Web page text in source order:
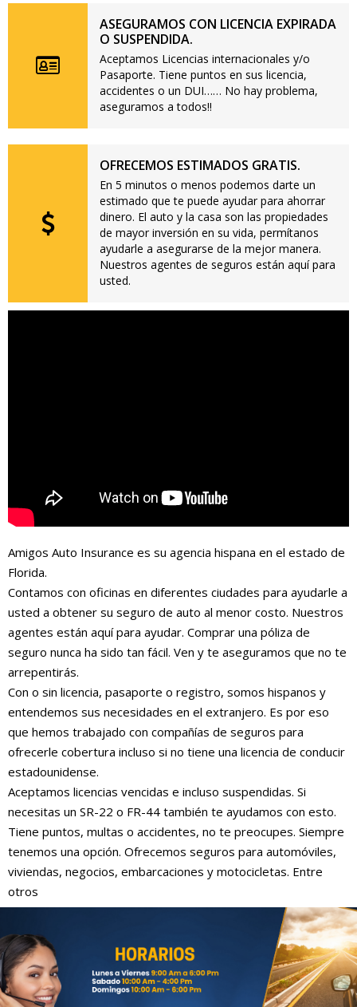
ASEGURAMOS CON LICENCIA EXPIRADA
O SUSPENDIDA.
Aceptamos Licencias internacionales y/o
Pasaporte. Tiene puntos en sus licencia,
accidentes o un DUI…… No hay problema,
aseguramos a todos!!
OFRECEMOS ESTIMADOS GRATIS.
En 5 minutos o menos podemos darte un
estimado que te puede ayudar para ahorrar
dinero. El auto y la casa son las propiedades
de mayor inversión en su vida, permítanos
ayudarle a asegurarse de la mejor manera.
Nuestros agentes de seguros están aquí para
usted.
Amigos Auto Insurance es su agencia hispana en el estado de
Florida.
Contamos con oficinas en diferentes ciudades para ayudarle a
usted a obtener su seguro de auto al menor costo. Nuestros
agentes están aquí para ayudar. Comprar una póliza de
seguro nunca ha sido tan fácil. Ven y te aseguramos que no te
arrepentirás.
Con o sin licencia, pasaporte o registro, somos hispanos y
entendemos sus necesidades en el extranjero. Es por eso
que hemos trabajado con compañías de seguros para
ofrecerle cobertura incluso si no tiene una licencia de conducir
estadounidense.
Aceptamos licencias vencidas e incluso suspendidas. Si
necesitas un SR-22 o FR-44 también te ayudamos con esto.
Tiene puntos, multas o accidentes, no te preocupes. Siempre
tenemos una opción. Ofrecemos seguros para automóviles,
viviendas, negocios, embarcaciones y motocicletas. Entre
otros